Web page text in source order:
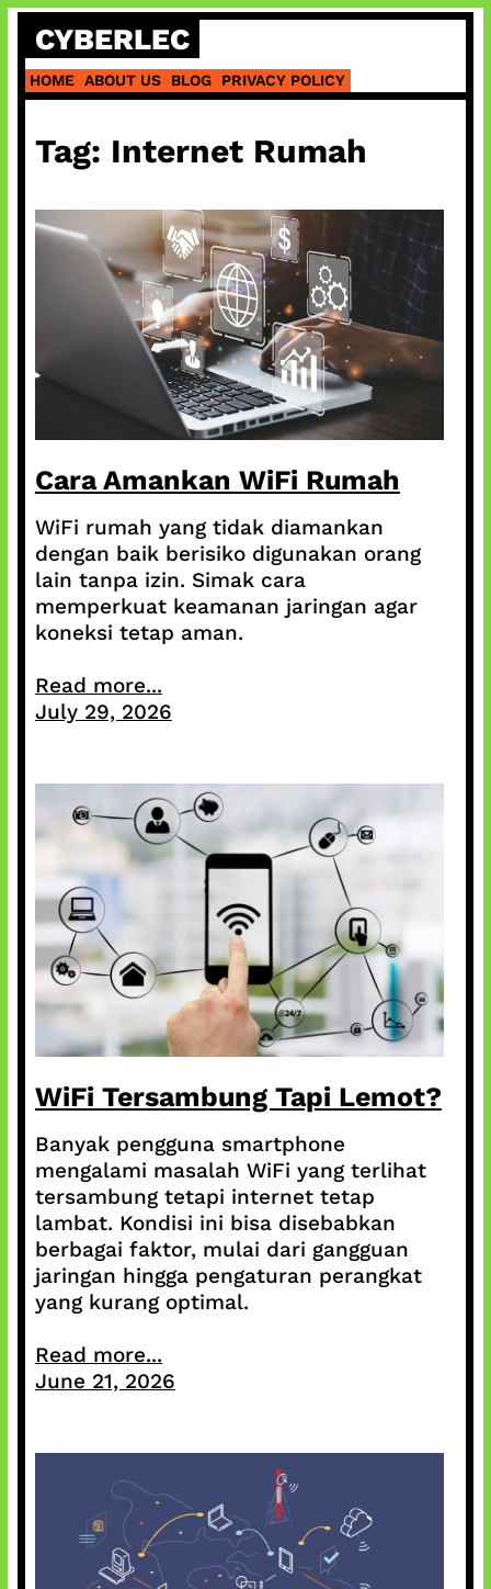
Skip
content
CYBERLEC
HOME ABOUT US BLOG PRIVACY POLICY
Tag: Internet Rumah
Cara Amankan WiFi Rumah
WiFi rumah yang tidak diamankan
dengan baik berisiko digunakan orang
lain tanpa izin. Simak cara
memperkuat keamanan jaringan agar
koneksi tetap aman.
Read more...
July 29, 2026
WiFi Tersambung Tapi Lemot?
Banyak pengguna smartphone
mengalami masalah WiFi yang terlihat
tersambung tetapi internet tetap
lambat. Kondisi ini bisa disebabkan
berbagai faktor, mulai dari gangguan
jaringan hingga pengaturan perangkat
yang kurang optimal.
Read more...
June 21, 2026